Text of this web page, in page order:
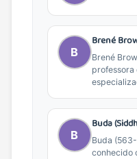
B
Brené
Brené
professora
Professora
B
Buda
Buda
conhecido